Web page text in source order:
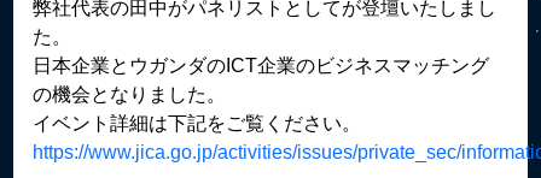
弊社代表の田中がパネリストとしてが登壇いたしまし
た。
日本企業とウガンダのICT企業のビジネスマッチング
の機会となりました。
イベント詳細は下記をご覧ください。
https://www.jica.go.jp/activities/issues/private_sec/